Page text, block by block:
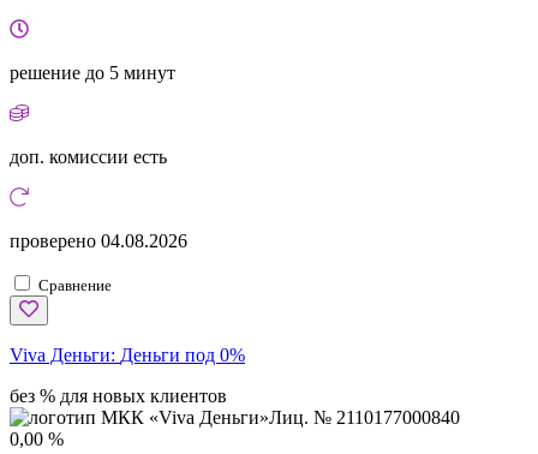
решение до 5 минут
доп. комиссии есть
проверено 04.08.2026
Сравнение
Viva Деньги: Деньги под 0%
без % для новых клиентов
Лиц. № 2110177000840
0,00 %